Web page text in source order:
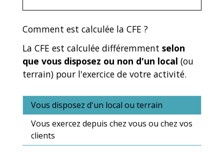
Comment est calculée la CFE ?
La CFE est calculée différemment selon
que vous disposez ou non d'un local (ou
terrain) pour l'exercice de votre activité.
Vous disposez d'un local ou terrain
Vous exercez depuis chez vous ou chez vos
clients